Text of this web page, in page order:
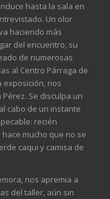
hasta la sala en
Un olor
haciendo más
del encuentro, su
de numerosas
al Centro Párraga de
exposición, nos
Se disculpa un
cabo de un instante
recién
mucho que no se
caqui y camisa de
nos apremia a
del taller, aún sin